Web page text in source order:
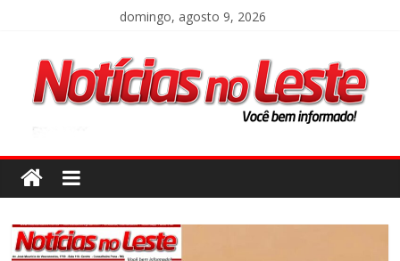
domingo, agosto 9, 2026